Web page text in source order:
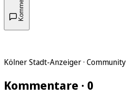
Kölner Stadt-Anzeiger · Community
Kommentare · 0